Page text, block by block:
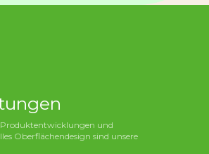
Produktentwicklungen und
Oberflächendesign sind unsere